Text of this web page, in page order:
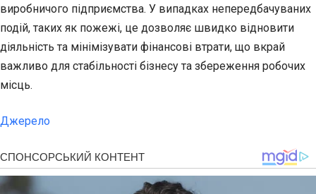
виробничого підприємства. У випадках непередбачуваних
подій, таких як пожежі, це дозволяє швидко відновити
діяльність та мінімізувати фінансові втрати, що вкрай
важливо для стабільності бізнесу та збереження робочих
місць.
Джерело